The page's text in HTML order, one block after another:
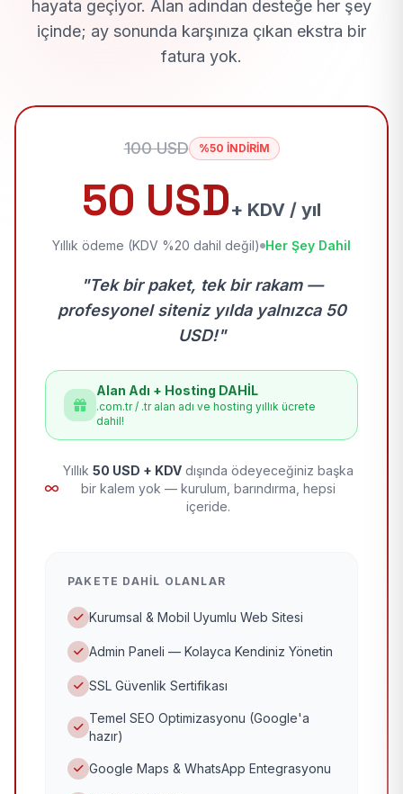
hayata geçiyor. Alan adından desteğe her şey
içinde; ay sonunda karşınıza çıkan ekstra bir
fatura yok.
100 USD %50 İNDİRİM
50 USD+ KDV / yıl
Yıllık ödeme (KDV %20 dahil değil) Her Şey Dahil
"Tek bir paket, tek bir rakam —
profesyonel siteniz yılda yalnızca 50
USD!"
Alan Adı + Hosting DAHİL
.com.tr / .tr alan adı ve hosting yıllık ücrete
dahil!
Yıllık 50 USD + KDV dışında ödeyeceğiniz başka
bir kalem yok — kurulum, barındırma, hepsi
içeride.
PAKETE DAHIL OLANLAR
Kurumsal & Mobil Uyumlu Web Sitesi
Admin Paneli — Kolayca Kendiniz Yönetin
SSL Güvenlik Sertifikası
Temel SEO Optimizasyonu (Google'a
hazır)
Google Maps & WhatsApp Entegrasyonu